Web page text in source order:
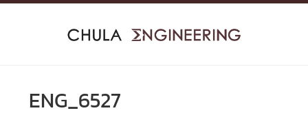
Skip
ENG_6527